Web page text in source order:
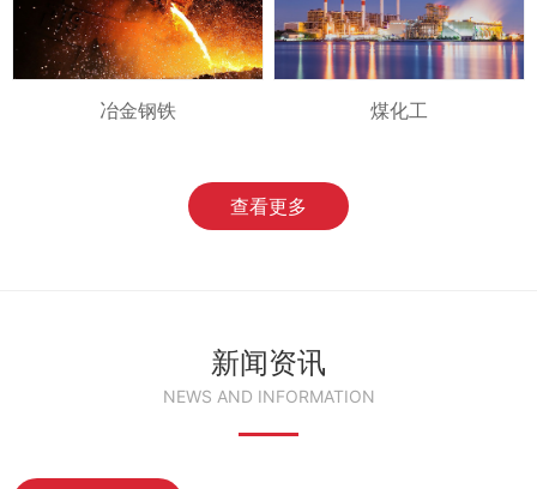
冶金钢铁 煤化工
查看更多
新闻资讯
NEWS AND INFORMATION